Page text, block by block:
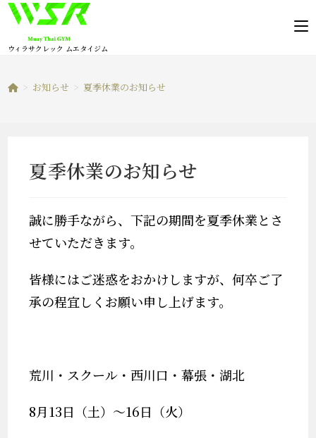
コ
ウィラサクレック ムエタイジム
> お知らせ > 夏季休業のお知らせ
夏季休業のお知らせ
誠に勝手ながら、下記の期間を夏季休業とさ
せていただきます。
皆様にはご迷惑をおかけしますが、何卒ご了
承の程宜しくお願い申し上げます。
荒川・スクール・西川口・幕張・湖北
8月13日（土）～16日（火）